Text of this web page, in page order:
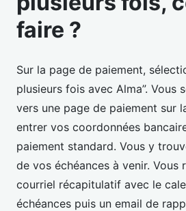
faire ?
Sur la page de paiement,
plusieurs fois avec Alma”. Vous
vers une page de paiement sur
entrer vos coordonnées
paiement standard. Vous y
de vos échéances à venir. Vous
courriel récapitulatif avec le
échéances puis un email de